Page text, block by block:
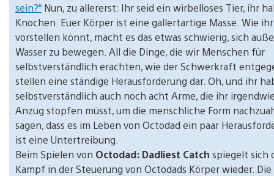
sein?“ Nun, zu allererst: Ihr seid ein wirbelloses Tier, ihr
Knochen. Euer Körper ist eine gallertartige Masse. Wie
vorstellen könnt, macht es das etwas schwierig, sich
Wasser zu bewegen. All die Dinge, die wir Menschen für
selbstverständlich erachten, wie der Schwerkraft
stellen eine ständige Herausforderung dar. Oh, und ihr
selbstverständlich auch noch acht Arme, die ihr
Anzug stopfen müsst, um die menschliche Form
sagen, dass es im Leben von Octodad ein paar
ist eine Untertreibung.
Beim Spielen von Octodad: Dadliest Catch spiegelt sich
Kampf in der Steuerung von Octodads Körper wieder.